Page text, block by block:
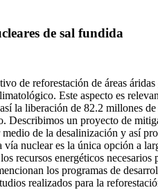
de sal fundida
de reforestación de áreas
Este aspecto es
la liberación de 82.2 millones
Describimos un proyecto de
de la desalinización y así
nuclear es la única opción a
recursos energéticos necesarios
los programas de
realizados para la